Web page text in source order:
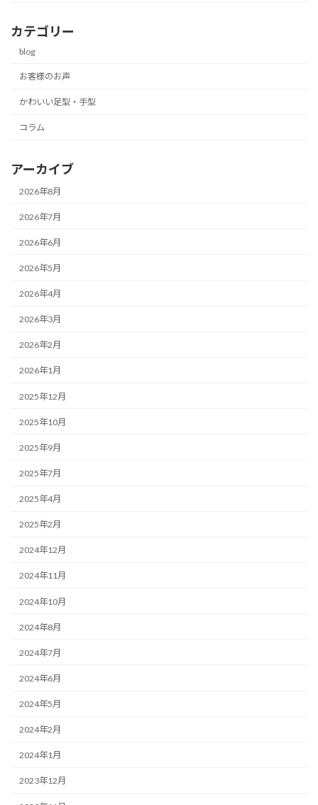
カテゴリー
blog
お客様のお声
かわいい足型・手型
コラム
アーカイブ
2026年8月
2026年7月
2026年6月
2026年5月
2026年4月
2026年3月
2026年2月
2026年1月
2025年12月
2025年10月
2025年9月
2025年7月
2025年4月
2025年2月
2024年12月
2024年11月
2024年10月
2024年8月
2024年7月
2024年6月
2024年5月
2024年2月
2024年1月
2023年12月